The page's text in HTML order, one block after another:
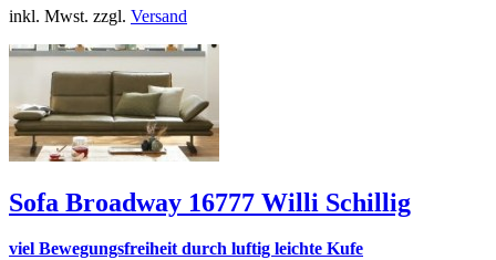
inkl. Mwst. zzgl. Versand
Sofa Broadway 16777 Willi Schillig
viel Bewegungsfreiheit durch luftig leichte Kufe